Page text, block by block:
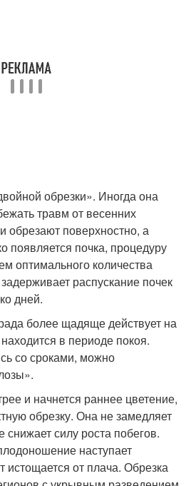
обрезки». Иногда она
травм от весенних
обрезают поверхностно, а
появляется почка, процедуру
оптимального количества
распускание почек
дней.
более щадяще действует на
в периоде покоя.
со сроками, можно
и начнется раннее цветение,
обрезку. Она не замедляет
силу роста побегов.
наступает
истощается от плача. Обрезка